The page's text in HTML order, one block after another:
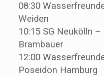
08:30
Weiden
10:15 SG Neukölln
Brambauer
12:00
Poseidon Hamburg